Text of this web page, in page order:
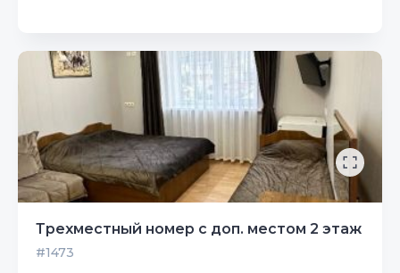
Трехместный номер с доп. местом 2 этаж
#1473